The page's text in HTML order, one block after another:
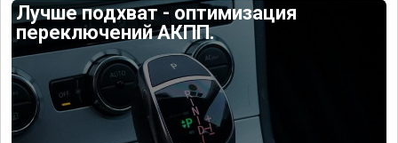
Лучше подхват - оптимизация
переключений АКПП.